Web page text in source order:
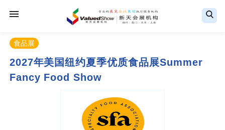
食品展
2027年美国纽约夏季优质食品展Summer
Fancy Food Show